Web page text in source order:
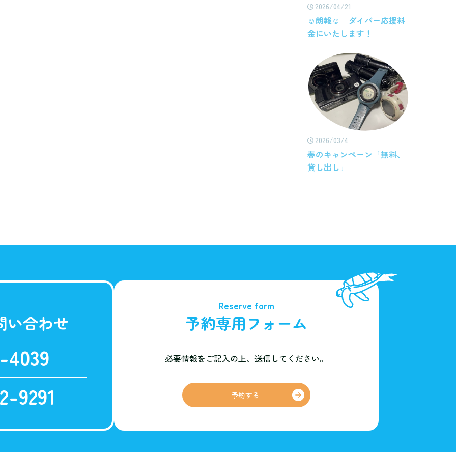
2026/04/21
☺朗報☺ ダイバー応援料
金にいたします！
2026/03/4
春のキャンペーン「無料、
貸し出し」
い合わせ
9291
Reserve form
予約専用フォーム
必要情報をご記入の上、 送信してください。
予約する